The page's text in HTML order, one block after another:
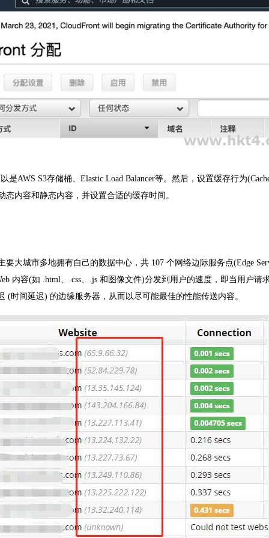
AWS S3存储桶、Elastic Load Balancer等。然后，设置缓存行为
内容和静态内容，并设置合适的缓存时间。
大城市多地拥有自己的数据中心，共 107 个网络边际服务点(Edge
内容(如 .html、.css、.js 和图像文件)分发到用户的速度，即当用户请
(时间延迟) 的边缘服务器，从而以尽可能最佳的性能传送内容。